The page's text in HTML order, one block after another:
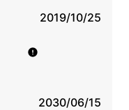
2019/10/25
2030/06/15